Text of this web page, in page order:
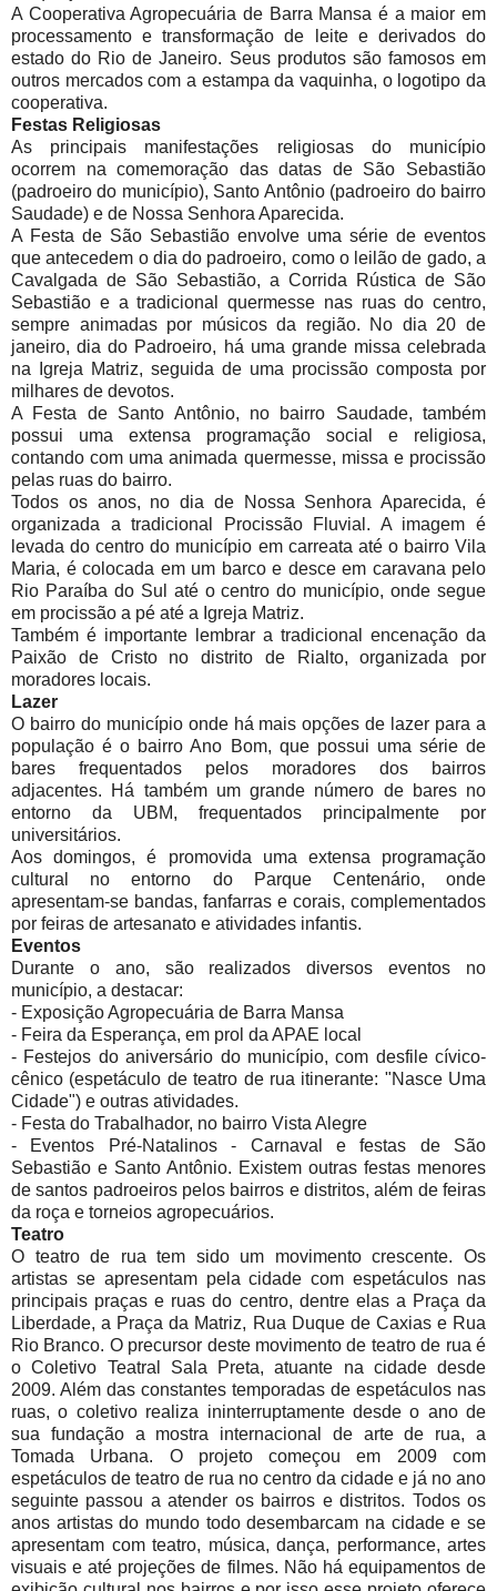
A Cooperativa Agropecuária de Barra Mansa é a maior em
processamento e transformação de leite e derivados do
estado do Rio de Janeiro. Seus produtos são famosos em
outros mercados com a estampa da vaquinha, o logotipo da
cooperativa.
Festas Religiosas
As principais manifestações religiosas do município
ocorrem na comemoração das datas de São Sebastião
(padroeiro do município), Santo Antônio (padroeiro do bairro
Saudade) e de Nossa Senhora Aparecida.
A Festa de São Sebastião envolve uma série de eventos
que antecedem o dia do padroeiro, como o leilão de gado, a
Cavalgada de São Sebastião, a Corrida Rústica de São
Sebastião e a tradicional quermesse nas ruas do centro,
sempre animadas por músicos da região. No dia 20 de
janeiro, dia do Padroeiro, há uma grande missa celebrada
na Igreja Matriz, seguida de uma procissão composta por
milhares de devotos.
A Festa de Santo Antônio, no bairro Saudade, também
possui uma extensa programação social e religiosa,
contando com uma animada quermesse, missa e procissão
pelas ruas do bairro.
Todos os anos, no dia de Nossa Senhora Aparecida, é
organizada a tradicional Procissão Fluvial. A imagem é
levada do centro do município em carreata até o bairro Vila
Maria, é colocada em um barco e desce em caravana pelo
Rio Paraíba do Sul até o centro do município, onde segue
em procissão a pé até a Igreja Matriz.
Também é importante lembrar a tradicional encenação da
Paixão de Cristo no distrito de Rialto, organizada por
moradores locais.
Lazer
O bairro do município onde há mais opções de lazer para a
população é o bairro Ano Bom, que possui uma série de
bares frequentados pelos moradores dos bairros
adjacentes. Há também um grande número de bares no
entorno da UBM, frequentados principalmente por
universitários.
Aos domingos, é promovida uma extensa programação
cultural no entorno do Parque Centenário, onde
apresentam-se bandas, fanfarras e corais, complementados
por feiras de artesanato e atividades infantis.
Eventos
Durante o ano, são realizados diversos eventos no
município, a destacar:
- Exposição Agropecuária de Barra Mansa
- Feira da Esperança, em prol da APAE local
- Festejos do aniversário do município, com desfile cívico-
cênico (espetáculo de teatro de rua itinerante: "Nasce Uma
Cidade") e outras atividades.
- Festa do Trabalhador, no bairro Vista Alegre
- Eventos Pré-Natalinos -
Carnaval e festas de São
Sebastião e Santo Antônio. Existem outras festas menores
de santos padroeiros pelos bairros e distritos, além de feiras
da roça e torneios agropecuários.
Teatro
O teatro de rua tem sido um movimento crescente. Os
artistas se apresentam pela cidade com espetáculos nas
principais praças e ruas do centro, dentre elas a Praça da
Liberdade, a Praça da Matriz, Rua Duque de Caxias e Rua
Rio Branco. O precursor deste movimento de teatro de rua é
o Coletivo Teatral Sala Preta, atuante na cidade desde
2009. Além das constantes temporadas de espetáculos nas
ruas, o coletivo realiza ininterruptamente desde o ano de
sua fundação a mostra internacional de arte de rua, a
Tomada Urbana. O projeto começou em 2009 com
espetáculos de teatro de rua no centro da cidade e já no ano
seguinte passou a atender os bairros e distritos. Todos os
anos artistas do mundo todo desembarcam na cidade e se
apresentam com teatro, música, dança, performance, artes
visuais e até projeções de filmes. Não há equipamentos de